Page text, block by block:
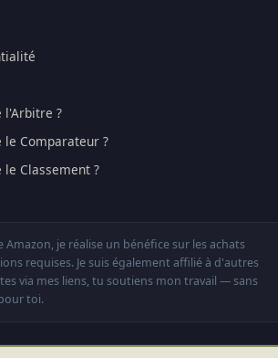
l'Arbitre ?
Comparateur ?
Classement ?
je réalise un bénéfice sur les achats
requises. Je suis également affilié à d'autres
via mes liens, tu soutiens mon travail — sans
toi.